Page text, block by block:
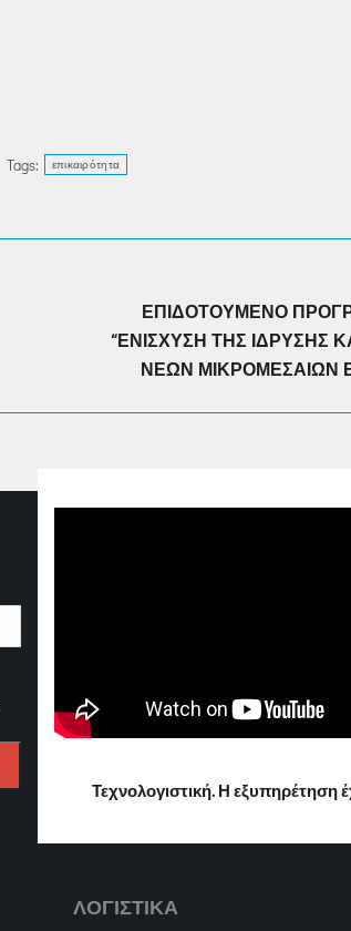
Tags: επικαιρότητα
Next
ΕΠΙΔΟΤΟΥΜΕΝΟ
“ΕΝΙΣΧΥΣΗ ΤΗΣ ΙΔΡΥΣΗΣ
ΝΕΩΝ ΜΙΚΡΟΜΕΣΑΙΩΝ
Τεχνολογιστική. Η εξυπηρέτηση
ΛΟΓΙΣΤΙΚΑ